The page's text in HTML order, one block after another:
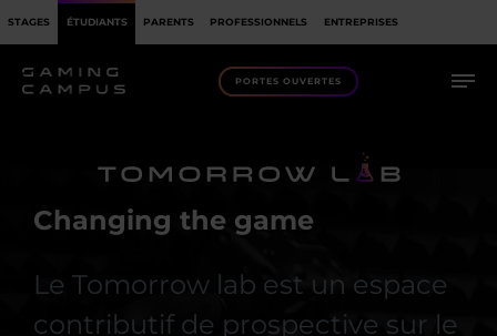
STAGES ÉTUDIANTS PARENTS PROFESSIONNELS ENTREPRISES
PORTES OUVERTES
TOMORROW LAB
Changing the game
Le Tomorrow lab est un espace
contributif de prospective sur le